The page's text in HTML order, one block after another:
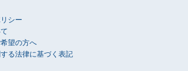
シー
望の方へ
る法律に基づく表記